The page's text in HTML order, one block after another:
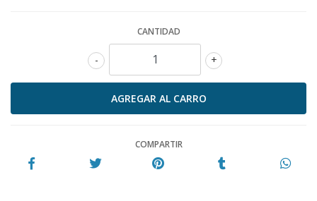
CANTIDAD
+
-
COMPARTIR